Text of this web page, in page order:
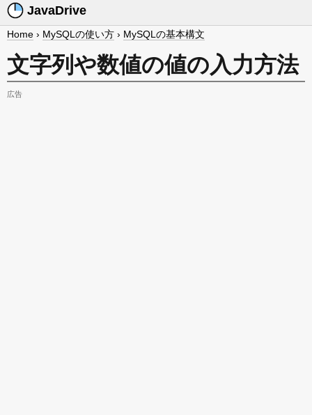
JavaDrive
Home › MySQLの使い方 › MySQLの基本構文
文字列や数値の値の入力方法
広告